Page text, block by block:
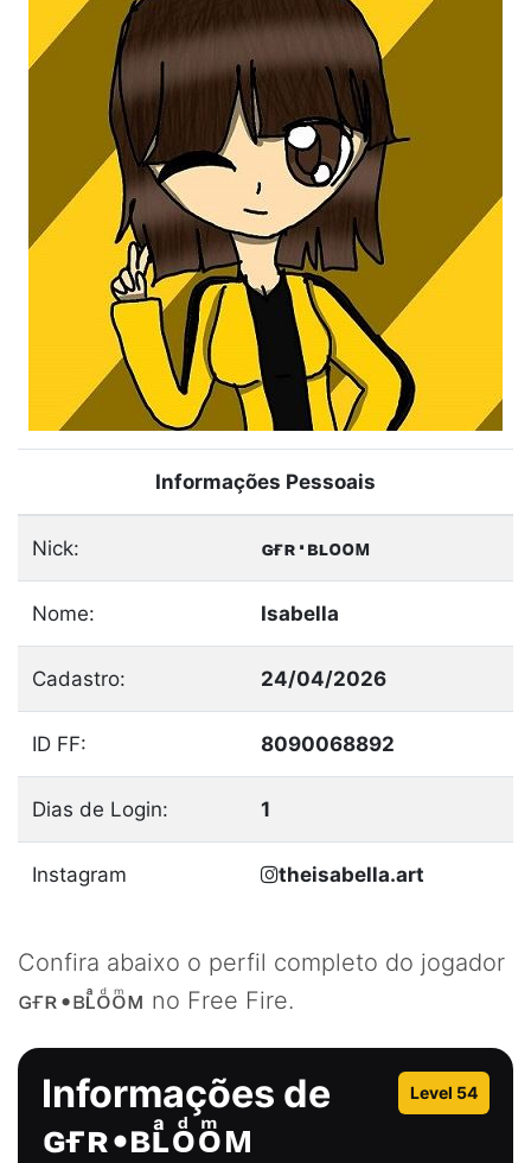
Informações Pessoais
Nick: ɢғʀ･ʙʟᴏᴏᴍ
Nome: Isabella
Cadastro: 24/04/2026
ID FF: 8090068892
Dias de Login: 1
Instagram theisabella.art
Confira abaixo o perfil completo do jogador
ɢғʀ•ʙʟͣᴏͩᴏͫᴍ no Free Fire.
Informações de
ɢғʀ•ʙʟͣᴏͩᴏͫᴍ
Level 54